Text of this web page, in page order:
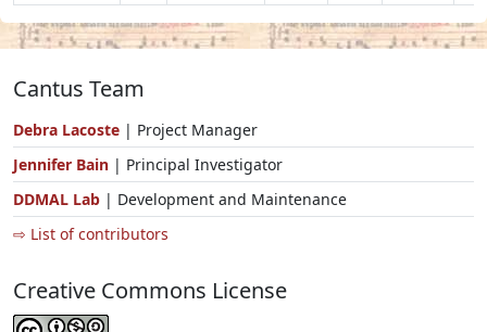
Cantus Team
Debra Lacoste | Project Manager
Jennifer Bain | Principal Investigator
DDMAL Lab | Development and Maintenance
⇨ List of contributors
Creative Commons License